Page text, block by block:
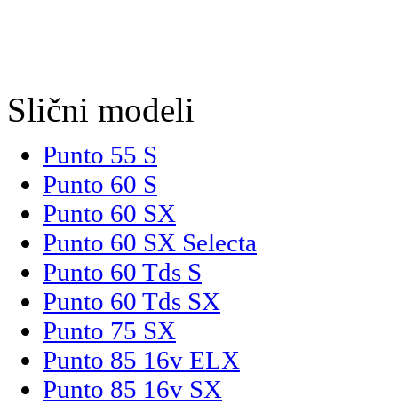
Slični modeli
Punto 55 S
Punto 60 S
Punto 60 SX
Punto 60 SX Selecta
Punto 60 Tds S
Punto 60 Tds SX
Punto 75 SX
Punto 85 16v ELX
Punto 85 16v SX